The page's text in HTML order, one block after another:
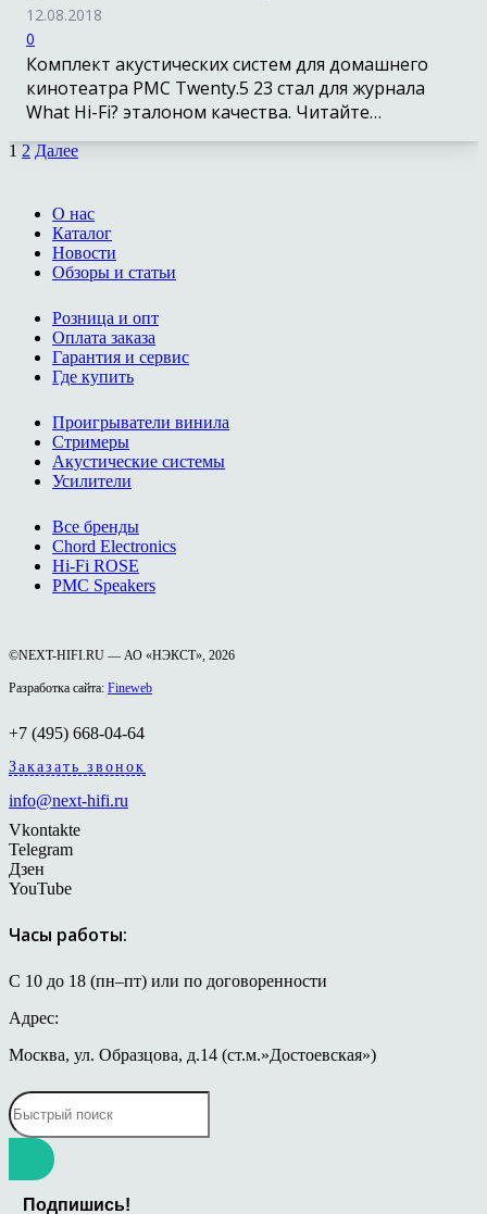
12.08.2018
0
Комплект акустических систем для домашнего
кинотеатра PMC Twenty.5 23 стал для журнала
What Hi-Fi? эталоном качества. Читайте…
1 2 Далее
О нас
Каталог
Новости
Обзоры и статьи
Розница и опт
Оплата заказа
Гарантия и сервис
Где купить
Проигрыватели винила
Стримеры
Акустические системы
Усилители
Все бренды
Chord Electronics
Hi-Fi ROSE
PMC Speakers
©NEXT-HIFI.RU — АО «НЭКСТ», 2026
Разработка сайта: Fineweb
+7 (495) 668-04-64
Заказать звонок
info@next-hifi.ru
Vkontakte
Telegram
Дзен
YouTube
Часы работы:
С 10 до 18 (пн–пт) или по договоренности
Адрес:
Москва, ул. Образцова, д.14 (ст.м.»Достоевская»)
Подпишись!